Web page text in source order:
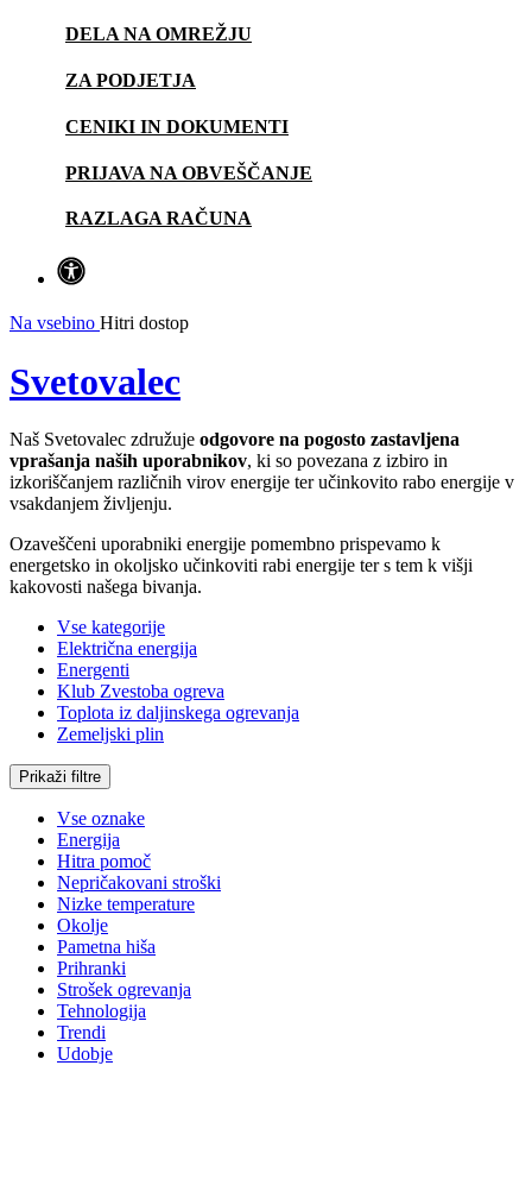
DELA NA OMREŽJU
ZA PODJETJA
CENIKI IN DOKUMENTI
PRIJAVA NA OBVEŠČANJE
RAZLAGA RAČUNA
Na vsebino Hitri dostop
Svetovalec
Naš Svetovalec združuje odgovore na pogosto zastavljena
vprašanja naših uporabnikov, ki so povezana z izbiro in
izkoriščanjem različnih virov energije ter učinkovito rabo energije v
vsakdanjem življenju.
Ozaveščeni uporabniki energije pomembno prispevamo k
energetsko in okoljsko učinkoviti rabi energije ter s tem k višji
kakovosti našega bivanja.
Vse kategorije
Električna energija
Energenti
Klub Zvestoba ogreva
Toplota iz daljinskega ogrevanja
Zemeljski plin
Prikaži filtre
Vse oznake
Energija
Hitra pomoč
Nepričakovani stroški
Nizke temperature
Okolje
Pametna hiša
Prihranki
Strošek ogrevanja
Tehnologija
Trendi
Udobje